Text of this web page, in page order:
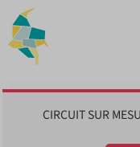
au
contenu
CIRCUIT SUR